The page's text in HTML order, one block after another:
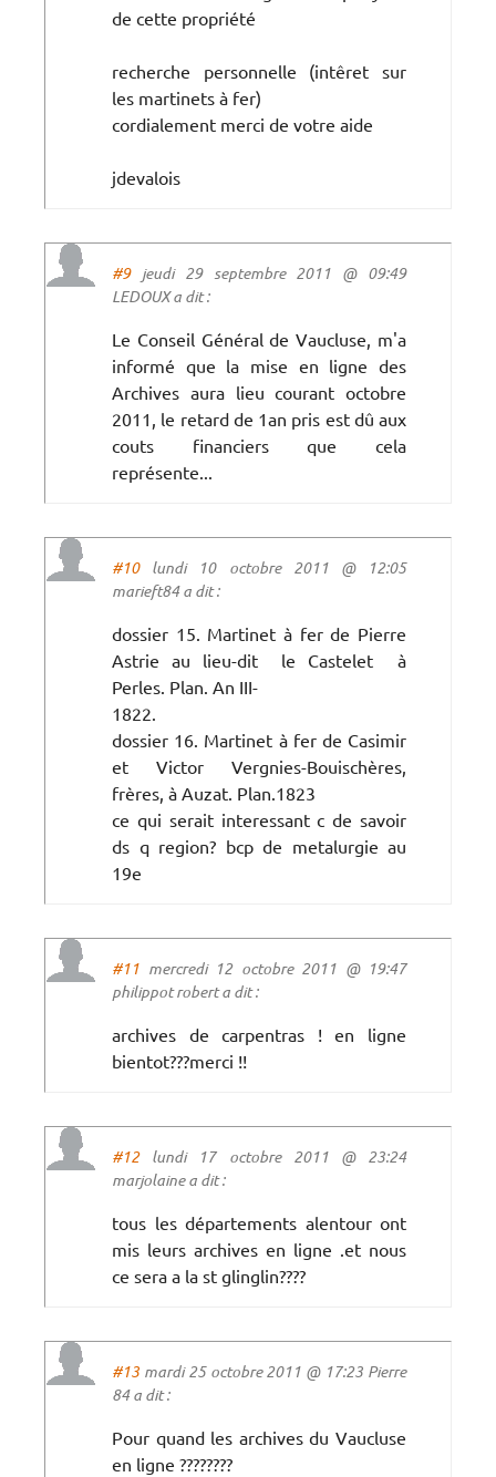
de cette propriété
recherche personnelle (intêret sur
les martinets à fer)
cordialement merci de votre aide
jdevalois
#9jeudi 29 septembre 2011 @ 09:49
LEDOUX a dit :
Le Conseil Général de Vaucluse, m'a
informé que la mise en ligne des
Archives aura lieu courant octobre
2011, le retard de 1an pris est dû aux
couts financiers que cela
représente...
#10lundi 10 octobre 2011 @ 12:05
marieft84 a dit :
dossier 15. Martinet à fer de Pierre
Astrie au lieu-dit  le Castelet  à
Perles. Plan. An III-
1822.
dossier 16. Martinet à fer de Casimir
et Victor Vergnies-Bouischères,
frères, à Auzat. Plan.1823
ce qui serait interessant c de savoir
ds q region? bcp de metalurgie au
19e
#11 mercredi 12 octobre 2011 @ 19:47
philippot robert a dit :
archives de carpentras ! en ligne
bientot???merci !!
#12lundi 17 octobre 2011 @ 23:24
marjolaine a dit :
tous les départements alentour ont
mis leurs archives en ligne .et nous
ce sera a la st glinglin????
#13 mardi 25 octobre 2011 @ 17:23 Pierre
84 a dit :
Pour quand les archives du Vaucluse
en ligne ????????